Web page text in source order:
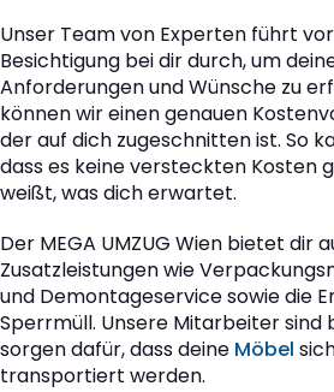
Unser Team von Experten führt
Besichtigung bei dir durch, um
Anforderungen und Wünsche zu
können wir einen genauen
der auf dich zugeschnitten ist. So
dass es keine versteckten Kosten
weißt, was dich erwartet.
Der MEGA UMZUG Wien bietet dir
Zusatzleistungen wie
und Demontageservice sowie die
Sperrmüll. Unsere Mitarbeiter sind
sorgen dafür, dass deine Möbel
transportiert werden.